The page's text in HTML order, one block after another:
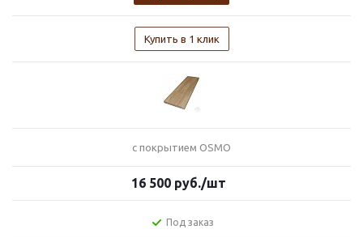
Купить в 1 клик
с покрытием OSMO
16 500 руб./шт
Под заказ